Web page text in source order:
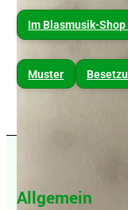
Im Blasmusik-
Muster
Allgemein